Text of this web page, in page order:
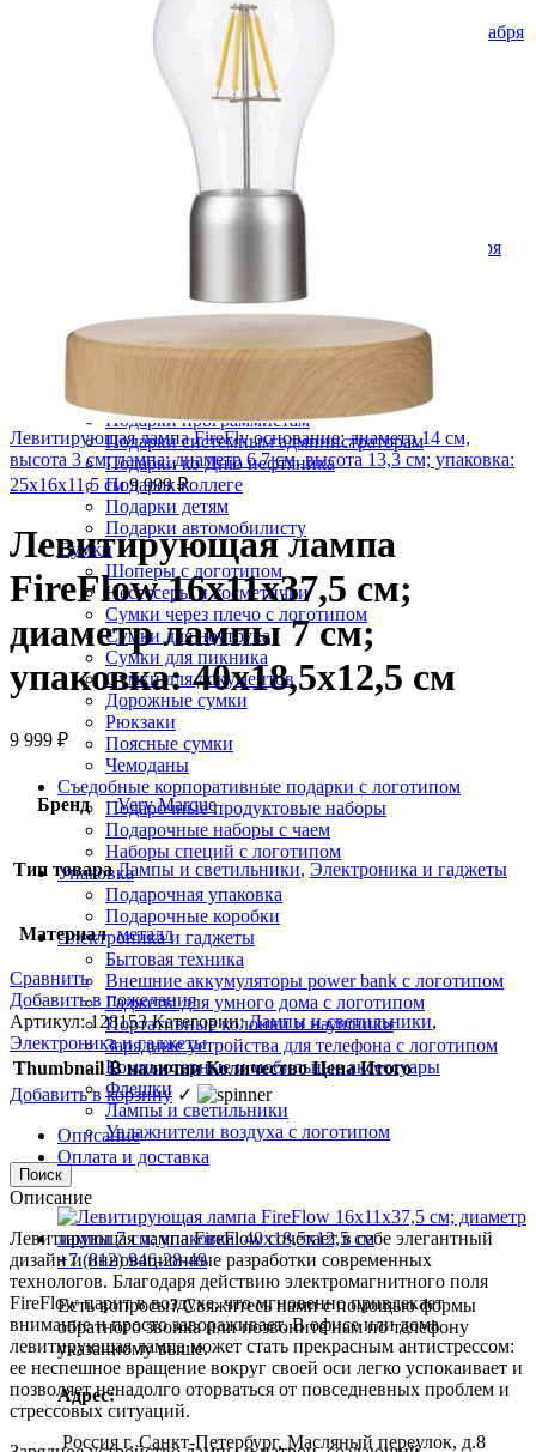
Сувениры к 8 марта
Подарки на День банковского работника 2 декабря
Подарки на День железнодорожника
Подарки на День строителя
Подарки на День авиации
Подарки морякам
Подарки ко Дню шахтера
Подарки на День знаний 1 сентября
Подарки на День медицинского работника
Подарки на День металлурга
Подарки на День Победы 9 мая
Подарки на День полиции (милиции) 10 ноября
Подарки на День рождения компании
Подарки на День России 12 июня
Подарки на День учителя 5 октября
Подарки на День геолога
Подарки на День химика
Подарки программистам
Подарки системным администраторам
Подарки ко Дню нефтяника
Подарок коллеге
Подарки детям
Подарки автомобилисту
Сумки
Шоперы с логотипом
Несессеры и косметички
Сумки через плечо с логотипом
Сумки для ноутбука
Сумки для пикника
Сумки для документов
Дорожные сумки
Рюкзаки
Поясные сумки
Чемоданы
Съедобные корпоративные подарки с логотипом
Подарочные продуктовые наборы
Подарочные наборы с чаем
Наборы специй с логотипом
Упаковка
Подарочная упаковка
Подарочные коробки
Электроника и гаджеты
Бытовая техника
Внешние аккумуляторы power bank с логотипом
Гаджеты для умного дома с логотипом
Портативные колонки и наушники
Зарядные устройства для телефона с логотипом
Компьютерные и мобильные аксессуары
Флешки
Лампы и светильники
Увлажнители воздуха с логотипом
Поиск
+7 (812) 946-28-49
Есть вопросы? Свяжитесь нами с помощью формы
обратного звонка или позвоните нам по телефону
указанному выше.
Адрес:
Россия г. Санкт-Петербург, Масляный переулок, д.8
Левитирующая лампа FireFly основание: диаметр 14 см,
высота 3 см; лампа: диаметр 6,7 см, высота 13,3 см; упаковка:
25х16х11,5 см9 999₽
Левитирующая лампа
FireFlow 16х11х37,5 см;
диаметр лампы 7 см;
упаковка: 40х18,5х12,5 см
9 999 ₽
Бренд Very Marque
Тип товара Лампы и светильники, Электроника и гаджеты
Материал металл
Сравнить
Добавить в пожелания
Артикул:128153Категории: Лампы и светильники,
Электроника и гаджеты
Thumbnail В наличии Количество Цена Итого
Добавить в корзину ✓
Описание
Оплата и доставка
Описание
Левитирующая лампа FireFlow сочетает в себе элегантный
дизайн и инновационные разработки современных
технологов. Благодаря действию электромагнитного поля
FireFlow парит в воздухе, что мгновенно привлекает
внимание и просто завораживает. В офисе или дома
левитирующая лампа может стать прекрасным антистрессом:
ее неспешное вращение вокруг своей оси легко успокаивает и
позволяет ненадолго оторваться от повседневных проблем и
стрессовых ситуаций.